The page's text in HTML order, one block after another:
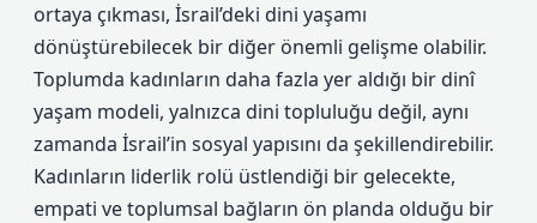
ortaya çıkması, İsrail’deki dini yaşamı
dönüştürebilecek bir diğer önemli gelişme olabilir.
Toplumda kadınların daha fazla yer aldığı bir dinî
yaşam modeli, yalnızca dini topluluğu değil, aynı
zamanda İsrail’in sosyal yapısını da şekillendirebilir.
Kadınların liderlik rolü üstlendiği bir gelecekte,
empati ve toplumsal bağların ön planda olduğu bir